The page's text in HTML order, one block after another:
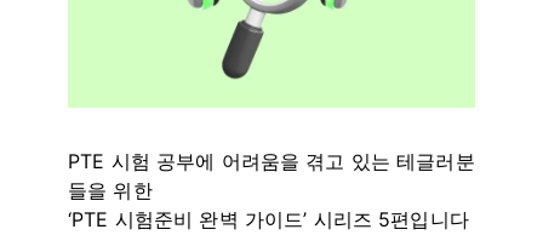
PTE 시험 공부에 어려움을 겪고 있는 테글러분
들을 위한
‘PTE 시험준비 완벽 가이드’ 시리즈 5편입니다